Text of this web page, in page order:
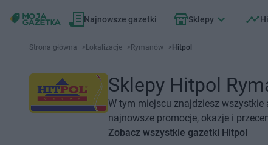
Najnowsze gazetki Sklepy
Strona główna >Lokalizacje >Rymanów >Hitpol
Sklepy Hitpol
W tym miejscu znajdziesz
najnowsze promocje, okazje i
Zobacz wszystkie gazetki Hitpol